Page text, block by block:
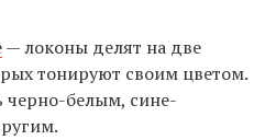
— локоны делят на две
тонируют своим цветом.
черно-белым, сине-